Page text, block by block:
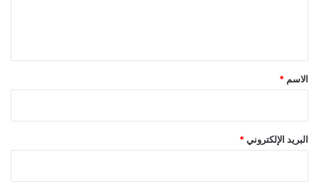
*
الاسم *
البريد الإلكتروني *